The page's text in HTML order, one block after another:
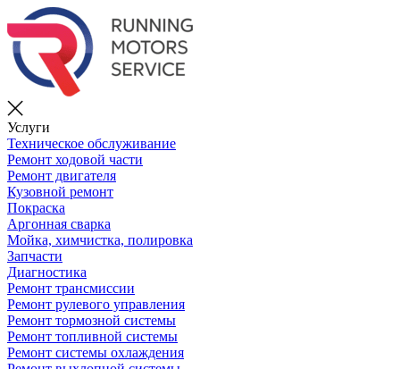
Услуги
Техническое обслуживание
Ремонт ходовой части
Ремонт двигателя
Кузовной ремонт
Покраска
Аргонная сварка
Мойка, химчистка, полировка
Запчасти
Диагностика
Ремонт трансмиссии
Ремонт рулевого управления
Ремонт тормозной системы
Ремонт топливной системы
Ремонт системы охлаждения